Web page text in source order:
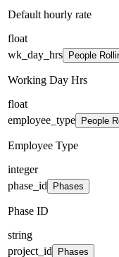
Default hourly rate
float
wk_day_hrs
People
Working Day Hrs
float
employee_type
People
Employee Type
integer
phase_id
Phases
Phase ID
string
project_id
Phases